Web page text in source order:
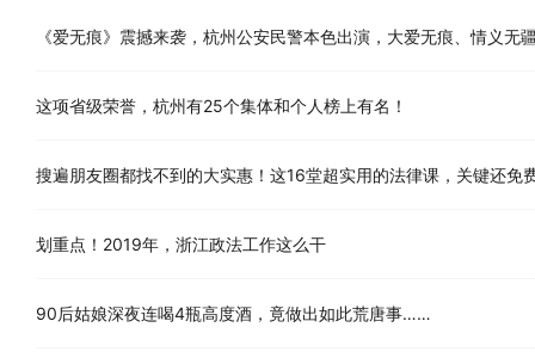
藏
《爱无痕》震撼来袭，杭州公安民警本色出演，大爱无痕、情义无
这项省级荣誉，杭州有25个集体和个人榜上有名！
搜遍朋友圈都找不到的大实惠！这16堂超实用的法律课，关键还免
划重点！2019年，浙江政法工作这么干
90后姑娘深夜连喝4瓶高度酒，竟做出如此荒唐事……